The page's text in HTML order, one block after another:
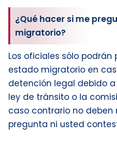
¿Qué hacer si me
migratorio?
Los oficiales sólo podrán
estado migratorio en
detención legal debido
ley de tránsito o la
caso contrario no deben
pregunta ni usted